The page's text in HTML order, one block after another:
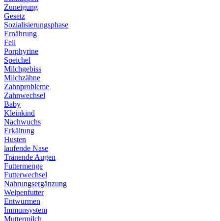
Zuneigung
Gesetz
Sozialisierungsphase
Ernährung
Fell
Porphyrine
Speichel
Milchgebiss
Milchzähne
Zahnprobleme
Zahnwechsel
Baby
Kleinkind
Nachwuchs
Erkältung
Husten
laufende Nase
Tränende Augen
Futtermenge
Futterwechsel
Nahrungsergänzung
Welpenfutter
Entwurmen
Immunsystem
Muttermilch